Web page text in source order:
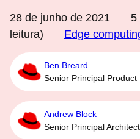
28 de junho de 2021 5
leitura)
Edge
Ben Breard
Senior Principal Product
Andrew Block
Senior Principal Architect